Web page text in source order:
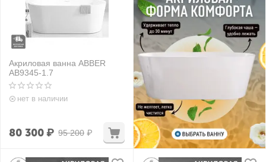
Акриловая ванна ABBER
AB9345-1.7
нет в наличии
95 200 ₽
80 300₽